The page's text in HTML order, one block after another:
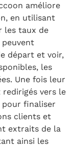
améliore
en utilisant
les taux de
peuvent
départ et voir,
les
Une fois leur
vers le
pour finaliser
clients et
extraits de la
ainsi les